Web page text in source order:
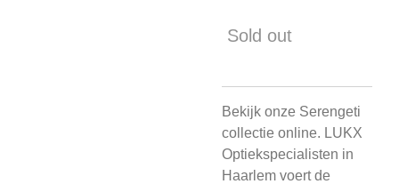
Sold out
Bekijk onze Serengeti
collectie online. LUKX
Optiekspecialisten in
Haarlem voert de